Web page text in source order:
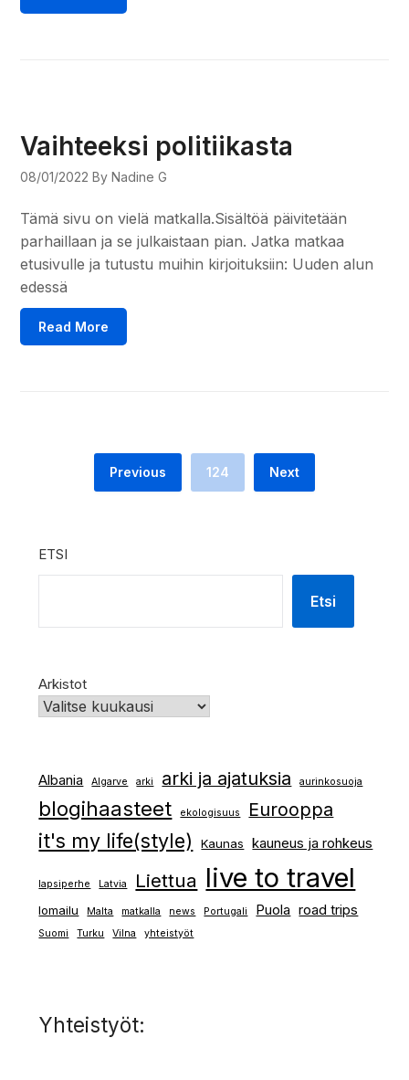
Vaihteeksi politiikasta
08/01/2022 By Nadine G
Tämä sivu on vielä matkalla.Sisältöä päivitetään
parhaillaan ja se julkaistaan pian. Jatka matkaa
etusivulle ja tutustu muihin kirjoituksiin: Uuden alun
edessä
Read More
Previous 124 Next
ETSI
Etsi
Arkistot
Albania Algarve arki arki ja ajatuksia aurinkosuoja
blogihaasteet ekologisuus Eurooppa
it's my life(style) Kaunas kauneus ja rohkeus
lapsiperhe Latvia Liettua live to travel
lomailu Malta matkalla news Portugali Puola road trips
Suomi Turku Vilna yhteistyöt
Yhteistyöt: